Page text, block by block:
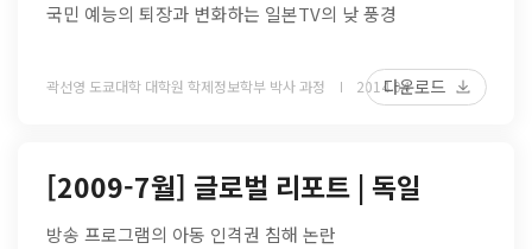
국민 예능의 퇴장과 변화하는 일본TV의 낮 풍경
곽선영 도쿄대학 대학원 학제정보학부 박사 과정 2014 04다운로드
[2009-7월] 글로벌 리포트 | 독일
방송 프로그램의 아동 인격권 침해 논란